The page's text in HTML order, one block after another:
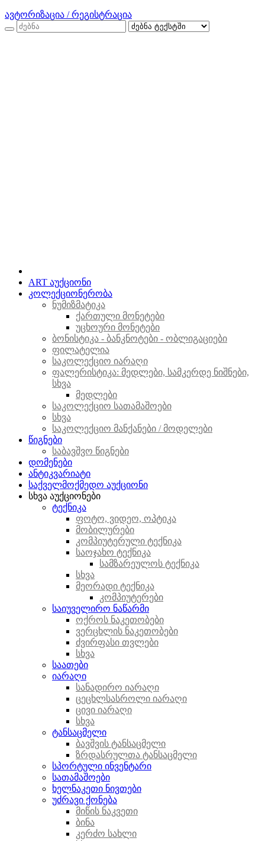
ავტორიზაცია / რეგისტრაცია
ART აუქციონი
კოლექციონერობა
ნუმიზმატიკა
ქართული მონეტები
უცხოური მონეტები
ბონისტიკა - ბანკნოტები - ობლიგაციები
ფილატელია
საკოლექციო იარაღი
ფალერისტიკა: მედლები, სამკერდე ნიშნები,
სხვა
მედლები
საკოლექციო სათამაშოები
სხვა
საკოლექციო მანქანები / მოდელები
წიგნები
საბავშვო წიგნები
დომენები
ანტიკვარიატი
საქველმოქმედო აუქციონი
სხვა აუქციონები
ტექნიკა
ფოტო, ვიდეო, ოპტიკა
მობილურები
კომპიუტერული ტექნიკა
საოჯახო ტექნიკა
სამზარეულოს ტექნიკა
სხვა
მეორადი ტექნიკა
კომპიუტერები
საიუველირო ნაწარმი
ოქროს ნაკეთობები
ვერცხლის ნაკეთობები
ძვირფასი თვლები
სხვა
საათები
იარაღი
სანადირო იარაღი
ცეცხლსასროლი იარაღი
ცივი იარაღი
სხვა
ტანსაცმელი
ბავშვის ტანსაცმელი
ზრდასრულთა ტანსაცმელი
სპორტული ინვენტარი
სათამაშოები
ხელნაკეთი ნივთები
უძრავი ქონება
მიწის ნაკვეთი
ბინა
კერძო სახლი